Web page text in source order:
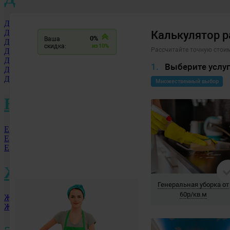
Долгопрудный МО
Дзержинск
Дмитровоград
Дербент
Домодедово
Дубна
Донской
Е
Екатеринбург
Елец
Ессентуки
Ж
Железногорск
Жуковский